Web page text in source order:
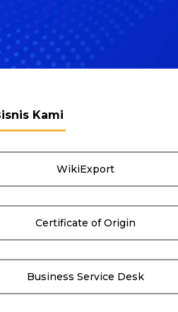
Kami
WikiExport
Certificate of Origin
Business Service Desk